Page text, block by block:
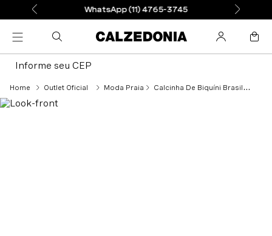
WhatsApp (11) 4765-3745
Informe seu CEP
Outlet Oficial Moda Praia Calcinha De Biquíni Brasileira Com Laterais Finas Malindi - Marrom